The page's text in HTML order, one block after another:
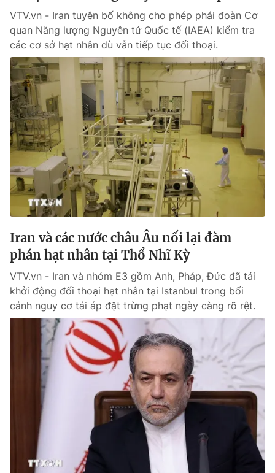
VTV.vn - Iran tuyên bố không cho phép phái đoàn Cơ
quan Năng lượng Nguyên tử Quốc tế (IAEA) kiểm tra
các cơ sở hạt nhân dù vẫn tiếp tục đối thoại.
Iran và các nước châu Âu nối lại đàm
phán hạt nhân tại Thổ Nhĩ Kỳ
VTV.vn - Iran và nhóm E3 gồm Anh, Pháp, Đức đã tái
khởi động đối thoại hạt nhân tại Istanbul trong bối
cảnh nguy cơ tái áp đặt trừng phạt ngày càng rõ rệt.